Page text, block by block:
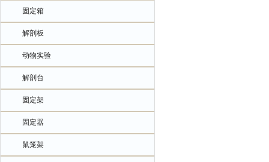
固定箱
解剖板
动物实验
解剖台
固定架
固定器
鼠笼架